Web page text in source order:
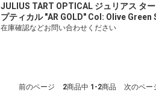
JULIUS TART OPTICAL ジュリアス タ
プティカル "AR GOLD" Col: Olive Green
在庫確認などお問い合わせください
前のページ 2商品中 1-2商品 次のペー